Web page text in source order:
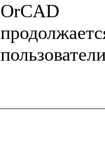
OrCAD